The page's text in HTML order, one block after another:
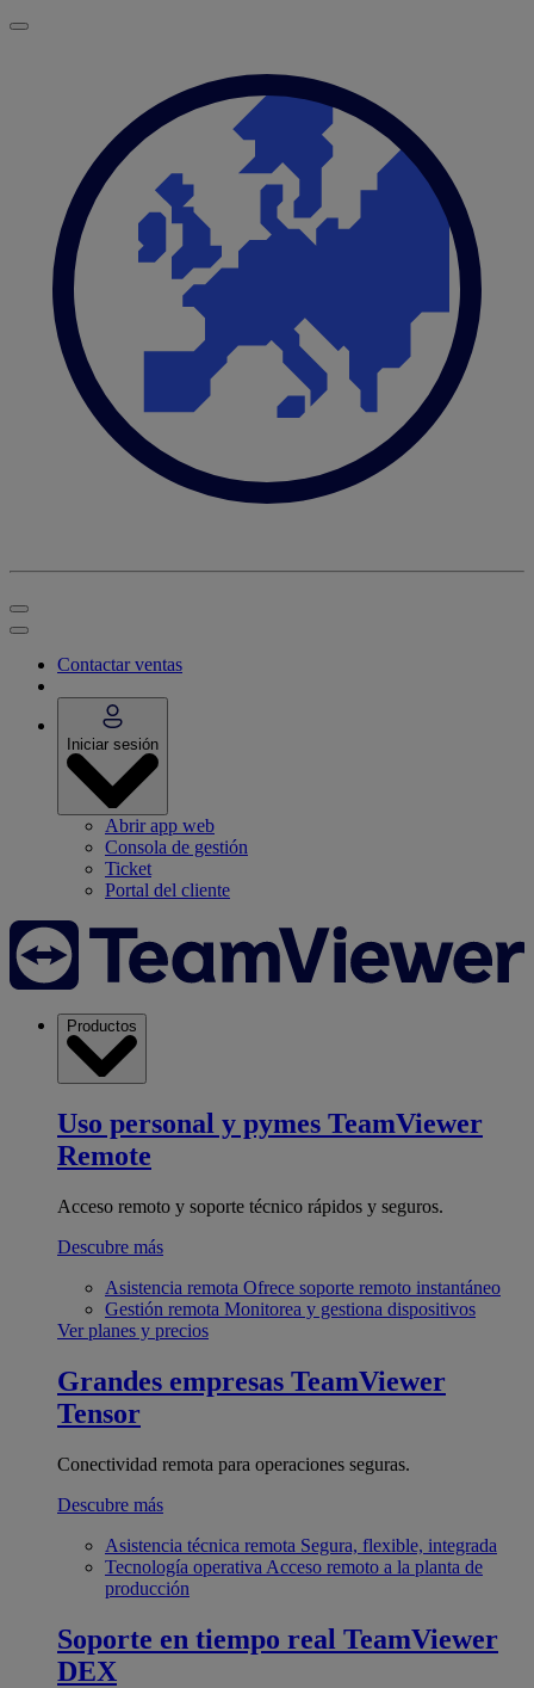
Contactar ventas
Iniciar sesión
Abrir app web
Consola de gestión
Ticket
Portal del cliente
Productos
Uso personal y pymes TeamViewer
Remote
Acceso remoto y soporte técnico rápidos y seguros.
Descubre más
Asistencia remota Ofrece soporte remoto instantáneo
Gestión remota Monitorea y gestiona dispositivos
Ver planes y precios
Grandes empresas TeamViewer
Tensor
Conectividad remota para operaciones seguras.
Descubre más
Asistencia técnica remota Segura, flexible, integrada
Tecnología operativa Acceso remoto a la planta de
producción
Soporte en tiempo real TeamViewer
DEX